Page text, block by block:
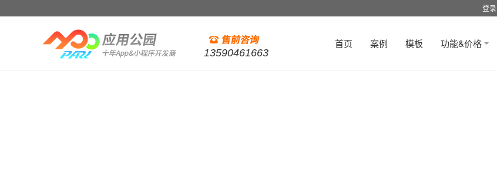
登录
13590461663
首页 案例 模板 功能&价格